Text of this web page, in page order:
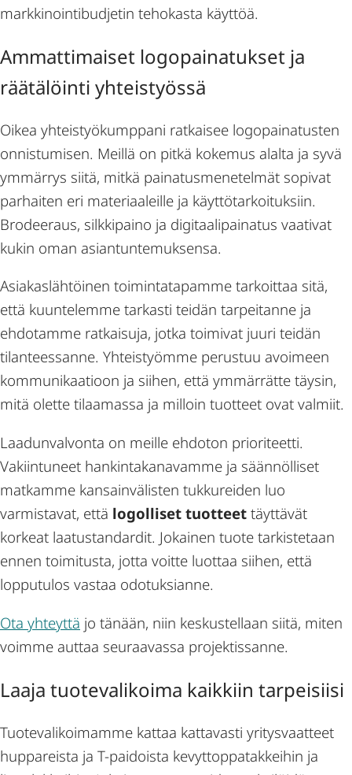
markkinointibudjetin tehokasta käyttöä.
Ammattimaiset logopainatukset ja
räätälöinti yhteistyössä
Oikea yhteistyökumppani ratkaisee logopainatusten
onnistumisen. Meillä on pitkä kokemus alalta ja syvä
ymmärrys siitä, mitkä painatusmenetelmät sopivat
parhaiten eri materiaaleille ja käyttötarkoituksiin.
Brodeeraus, silkkipaino ja digitaalipainatus vaativat
kukin oman asiantuntemuksensa.
Asiakaslähtöinen toimintatapamme tarkoittaa sitä,
että kuuntelemme tarkasti teidän tarpeitanne ja
ehdotamme ratkaisuja, jotka toimivat juuri teidän
tilanteessanne. Yhteistyömme perustuu avoimeen
kommunikaatioon ja siihen, että ymmärrätte täysin,
mitä olette tilaamassa ja milloin tuotteet ovat valmiit.
Laadunvalvonta on meille ehdoton prioriteetti.
Vakiintuneet hankintakanavamme ja säännölliset
matkamme kansainvälisten tukkureiden luo
varmistavat, että logolliset tuotteet täyttävät
korkeat laatustandardit. Jokainen tuote tarkistetaan
ennen toimitusta, jotta voitte luottaa siihen, että
lopputulos vastaa odotuksianne.
Ota yhteyttä jo tänään, niin keskustellaan siitä, miten
voimme auttaa seuraavassa projektissanne.
Laaja tuotevalikoima kaikkiin tarpeisiisi
Tuotevalikoimamme kattaa kattavasti yritysvaatteet
huppareista ja T-paidoista kevyttoppatakkeihin ja